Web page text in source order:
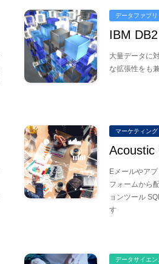
データファブリ
IBM
大量データに
な拡張性をも
マーケティング
Acoustic
Eメールやア
フォームから
ョンツール
す
データサイエン